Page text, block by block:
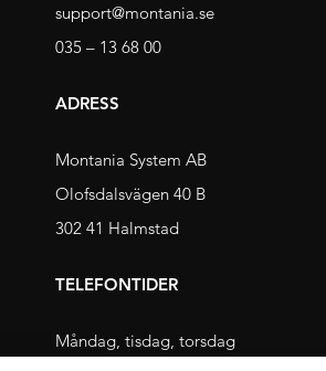
support@montania.se
035 – 13 68 00
ADRESS
Montania System AB
Olofsdalsvägen 40 B
302 41 Halmstad
TELEFONTIDER
Måndag, tisdag, torsdag